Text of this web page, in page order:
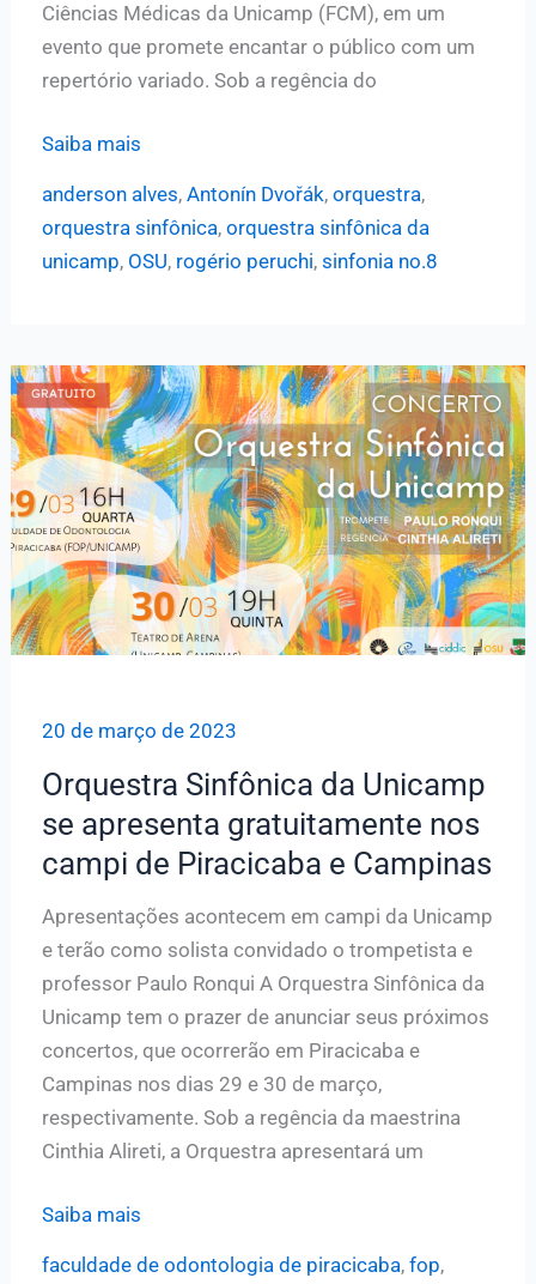
Ciências Médicas da Unicamp (FCM), em um
evento que promete encantar o público com um
repertório variado. Sob a regência do
Sinfônica
apresenta
concerto
do
maestro
Anderson
Alves
Saiba mais
anderson alves, Antonín Dvořák, orquestra,
orquestra sinfônica, orquestra sinfônica da
unicamp, OSU, rogério peruchi, sinfonia no.8
20 de março de 2023
Orquestra Sinfônica da Unicamp
se apresenta gratuitamente nos
campi de Piracicaba e Campinas
Apresentações acontecem em campi da Unicamp
e terão como solista convidado o trompetista e
professor Paulo Ronqui A Orquestra Sinfônica da
Unicamp tem o prazer de anunciar seus próximos
concertos, que ocorrerão em Piracicaba e
Campinas nos dias 29 e 30 de março,
respectivamente. Sob a regência da maestrina
Cinthia Alireti, a Orquestra apresentará um
Orquestra
Saiba mais
faculdade de odontologia de piracicaba, fop,